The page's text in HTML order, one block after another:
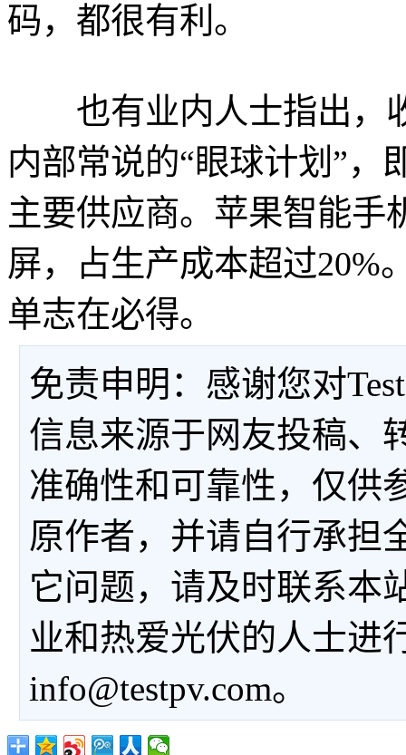
码，都很有利。
也有业内人士指出，
内部常说的“眼球计划”，
主要供应商。苹果智能手
屏，占生产成本超过20%
单志在必得。
免责申明：感谢您对
信息来源于网友投稿、
准确性和可靠性，仅供
原作者，并请自行承担
它问题，请及时联系本
业和热爱光伏的人士进
info@testpv.com。